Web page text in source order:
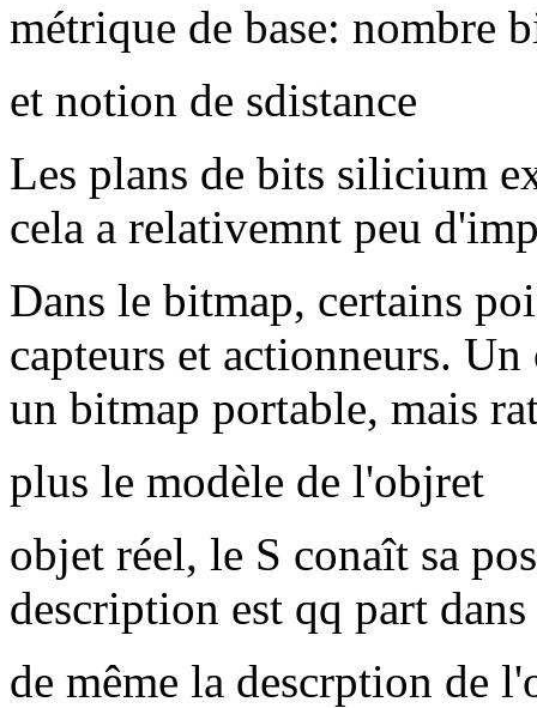
métrique de base: nombre
et notion de sdistance
Les plans de bits silicium
cela a relativemnt peu
Dans le bitmap, certains
capteurs et actionneurs.
un bitmap portable, mais
plus le modèle de l'objret
objet réel, le S conaît sa
description est qq part
de même la descrption de